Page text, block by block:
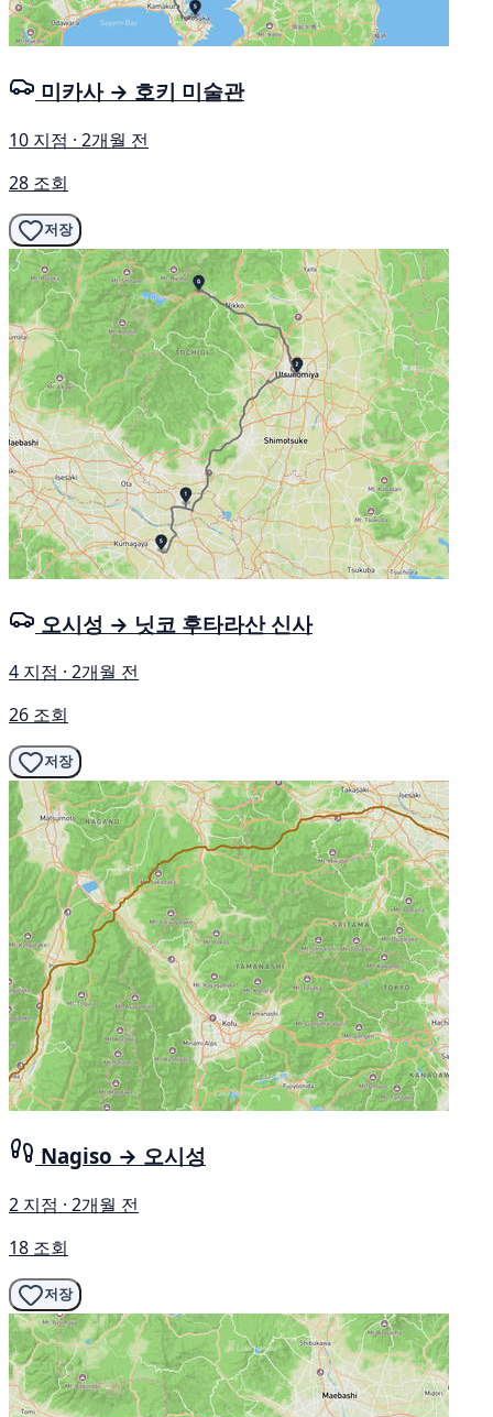
미카사 → 호키 미술관
10 지점 · 2개월 전
28 조회
저장
오시성 → 닛코 후타라산 신사
4 지점 · 2개월 전
26 조회
저장
Nagiso → 오시성
2 지점 · 2개월 전
18 조회
저장